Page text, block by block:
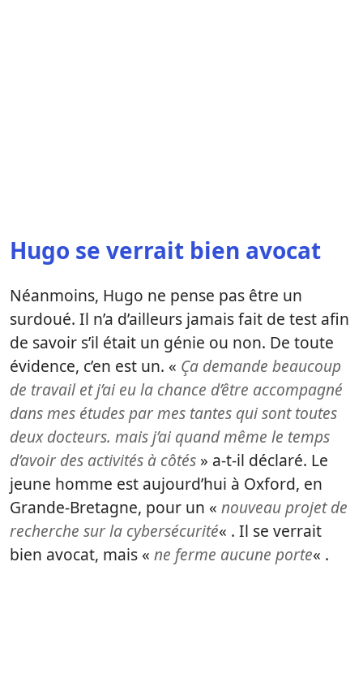
Hugo se verrait bien avocat
Néanmoins, Hugo ne pense pas être un
surdoué. Il n’a d’ailleurs jamais fait de test afin
de savoir s’il était un génie ou non. De toute
évidence, c’en est un. « Ça demande beaucoup
de travail et j’ai eu la chance d’être accompagné
dans mes études par mes tantes qui sont toutes
deux docteurs. mais j’ai quand même le temps
d’avoir des activités à côtés » a-t-il déclaré. Le
jeune homme est aujourd’hui à Oxford, en
Grande-Bretagne, pour un « nouveau projet de
recherche sur la cybersécurité« . Il se verrait
bien avocat, mais « ne ferme aucune porte« .